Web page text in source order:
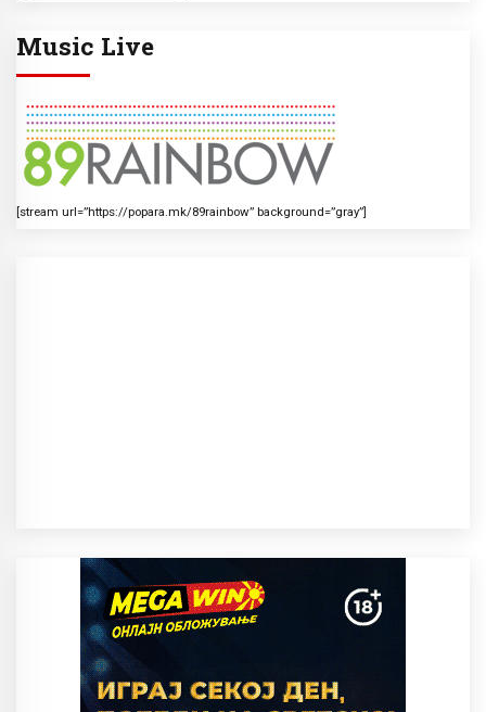
Music Live
[stream url=”https://popara.mk/89rainbow” background=”gray”]